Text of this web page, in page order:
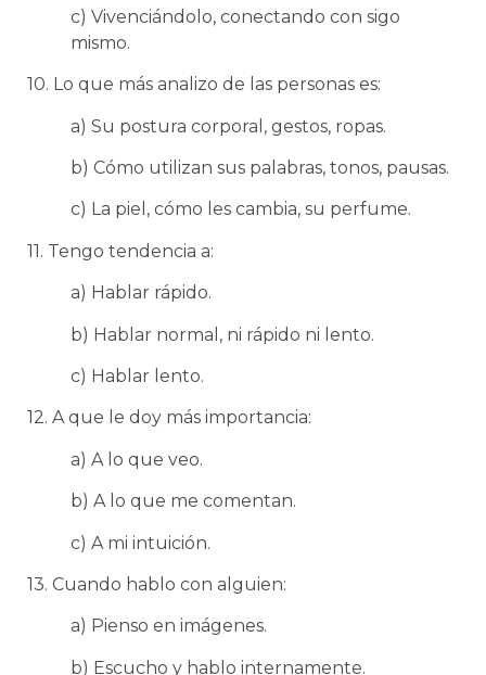
c) Vivenciándolo, conectando con sigo
mismo.
10. Lo que más analizo de las personas es:
a) Su postura corporal, gestos, ropas.
b) Cómo utilizan sus palabras, tonos, pausas.
c) La piel, cómo les cambia, su perfume.
11. Tengo tendencia a:
a) Hablar rápido.
b) Hablar normal, ni rápido ni lento.
c) Hablar lento.
12. A que le doy más importancia:
a) A lo que veo.
b) A lo que me comentan.
c) A mi intuición.
13. Cuando hablo con alguien:
a) Pienso en imágenes.
b) Escucho y hablo internamente.